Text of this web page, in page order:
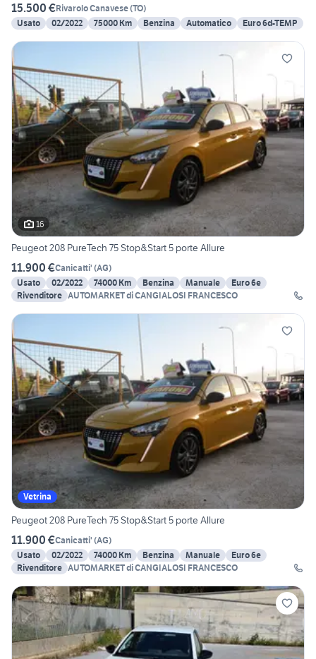
15.500 €Rivarolo Canavese(TO)
Usato
02/2022 75000 Km Benzina Automatico Euro 6d-TEMP
16
Peugeot 208 PureTech 75 Stop&Start 5 porte Allure
11.900 €Canicatti' (AG)
Usato
02/2022 74000 Km Benzina Manuale
Euro 6e
Rivenditore AUTOMARKET di CANGIALOSI FRANCESCO
Vetrina
Peugeot 208 PureTech 75 Stop&Start 5 porte Allure
11.900 €Canicatti' (AG)
Usato
02/2022 74000 Km Benzina Manuale
Euro 6e
Rivenditore AUTOMARKET di CANGIALOSI FRANCESCO